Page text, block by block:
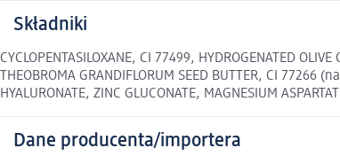
Składniki
CYCLOPENTASILOXANE, CI 77499, HYDROGENATED
THEOBROMA GRANDIFLORUM SEED BUTTER, CI 77266
HYALURONATE, ZINC GLUCONATE, MAGNESIUM
Dane producenta/importera